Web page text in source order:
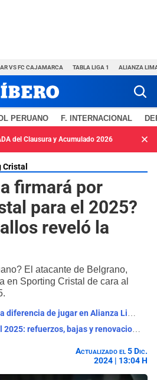
VS FC CAJAMARCA TABLA LIGA 1 ALIANZA
PERUANO F. INTERNACIONAL
del Clausura y Acumulado 2026
firmará por
para el 2025?
reveló la
El atacante de Belgrano,
en Sporting Cristal de cara al
Hohberg reveló cuál es la diferencia de jugar en Alianza Lima, Universitario y Sporting Cristal
Fichajes Sporting Cristal 2025: refuerzos, bajas y renovaciones del club
Actualizado el 5 Dic.
2024 | 13:04 H